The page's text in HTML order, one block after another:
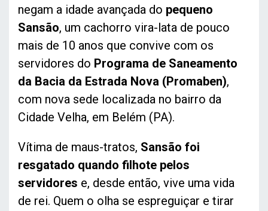
negam a idade avançada do pequeno
Sansão, um cachorro vira-lata de pouco
mais de 10 anos que convive com os
servidores do Programa de Saneamento
da Bacia da Estrada Nova (Promaben),
com nova sede localizada no bairro da
Cidade Velha, em Belém (PA).
Vítima de maus-tratos, Sansão foi
resgatado quando filhote pelos
servidores e, desde então, vive uma vida
de rei. Quem o olha se espreguiçar e tirar